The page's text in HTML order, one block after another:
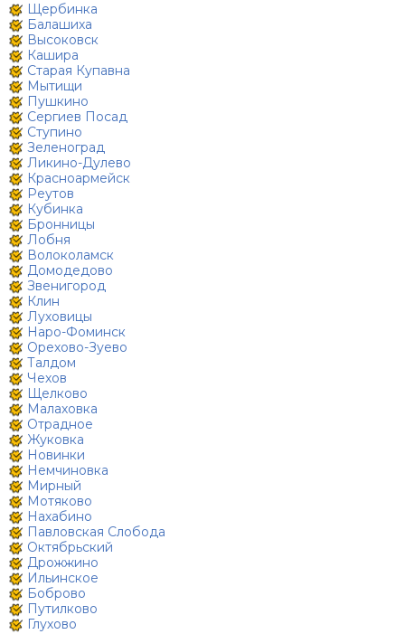
Щербинка
Балашиха
Высоковск
Кашира
Старая Купавна
Мытищи
Пушкино
Сергиев Посад
Ступино
Зеленоград
Ликино-Дулево
Красноармейск
Реутов
Кубинка
Бронницы
Лобня
Волоколамск
Домодедово
Звенигород
Клин
Луховицы
Наро-Фоминск
Орехово-Зуево
Талдом
Чехов
Щелково
Малаховка
Отрадное
Жуковка
Новинки
Немчиновка
Мирный
Мотяково
Нахабино
Павловская Слобода
Октябрьский
Дрожжино
Ильинское
Боброво
Путилково
Глухово